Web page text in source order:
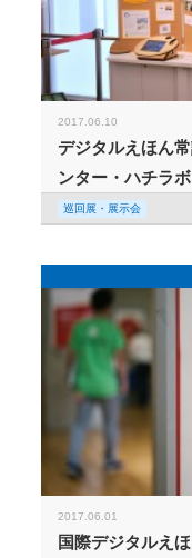
2017.06.10
デジタルえほん
ンター・ハチラボ
巡回展・展示会
2017.06.01
国際デジタルえ